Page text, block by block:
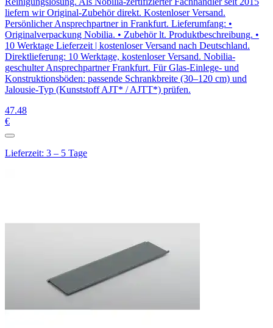
liefern wir Original-Zubehör direkt. Kostenloser Versand.
Persönlicher Ansprechpartner in Frankfurt. Lieferumfang: •
Originalverpackung Nobilia. • Zubehör lt. Produktbeschreibung. •
10 Werktage Lieferzeit | kostenloser Versand nach Deutschland.
Direktlieferung: 10 Werktage, kostenloser Versand. Nobilia-
geschulter Ansprechpartner Frankfurt. Für Glas-Einlege- und
Konstruktionsböden: passende Schrankbreite (30–120 cm) und
Jalousie-Typ (Kunststoff AJT* / AJTT*) prüfen.
47.48
€
Lieferzeit: 3 – 5 Tage